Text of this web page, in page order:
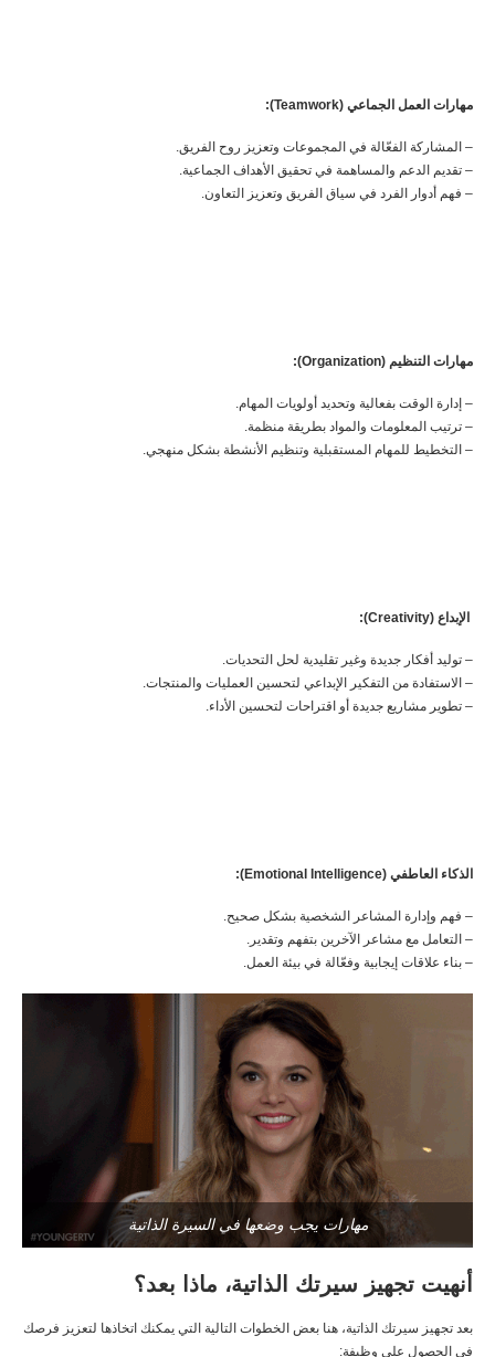
مهارات العمل الجماعي (Teamwork):
– المشاركة الفعّالة في المجموعات وتعزيز روح الفريق.
– تقديم الدعم والمساهمة في تحقيق الأهداف الجماعية.
– فهم أدوار الفرد في سياق الفريق وتعزيز التعاون.
مهارات التنظيم (Organization):
– إدارة الوقت بفعالية وتحديد أولويات المهام.
– ترتيب المعلومات والمواد بطريقة منظمة.
– التخطيط للمهام المستقبلية وتنظيم الأنشطة بشكل منهجي.
الإبداع (Creativity):
– توليد أفكار جديدة وغير تقليدية لحل التحديات.
– الاستفادة من التفكير الإبداعي لتحسين العمليات والمنتجات.
– تطوير مشاريع جديدة أو اقتراحات لتحسين الأداء.
الذكاء العاطفي (Emotional Intelligence):
– فهم وإدارة المشاعر الشخصية بشكل صحيح.
– التعامل مع مشاعر الآخرين بتفهم وتقدير.
– بناء علاقات إيجابية وفعّالة في بيئة العمل.
مهارات يجب وضعها في السيرة الذاتية
أنهيت تجهيز سيرتك الذاتية، ماذا بعد؟
بعد تجهيز سيرتك الذاتية، هنا بعض الخطوات التالية التي يمكنك اتخاذها لتعزيز فرصك
في الحصول على وظيفة: